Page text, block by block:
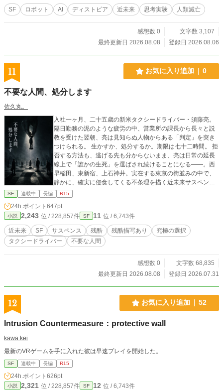
は、こうです。 「無理やろ」 ……それを聞いた瞬間、この物語ができました。
無理なことなんて、この世にない。 そう思ったのと同時に、思ったんです。 ──
ね、絶対いけるよ」としか言わない人だったら、 わたしはたぶん、この話を書
いていません。 否定してくれてありがとう。 そのおかげで、書けました。
SF ロボット AI ディストピア 近未来 思考実験 人類滅亡
感想数 0
文字数 3,107
最終更新日 2026.08.08
登録日 2026.08.06
11 お気に入り追加 0
不要な人間、処分します
佐久丸。
入社一ヶ月、二十五歳の新米タクシードライバー・須藤亮。
隔日勤務の泥のような疲労の中、営業所の課長から長々と説
教を受けた翌朝、亮は見知らぬ人物からある「判定」を突き
つけられる。 生かすか、処分するか。期限は七十二時間。 拒
否する方法も、逃げる先も分からないまま、亮は日常の延長
線上で「誰かの生死」を選ばされ続けることになる——。西
早稲田、東新宿、上石神井。実在する東京の街並みの中で、
静かに、確実に侵食してくる不条理を描く近未来サスペン
ス。
SF 連載中 長編 R15
24h.ポイント 647pt
小説 2,243 位 / 228,857件 SF 11 位 / 6,743件
近未来 SF サスペンス 残酷 残酷描写あり
究極の選択
タクシードライバー
不要な人間
感想数 0
文字数 68,835
最終更新日 2026.08.08
登録日 2026.07.31
12 お気に入り追加 52
Intrusion Countermeasure：protective wall
kawa.kei
最新のVRゲームを手に入れた彼は早速プレイを開始した。
SF 連載中 長編 R15
24h.ポイント 626pt
小説 2,321 位 / 228,857件 SF 12 位 / 6,743件